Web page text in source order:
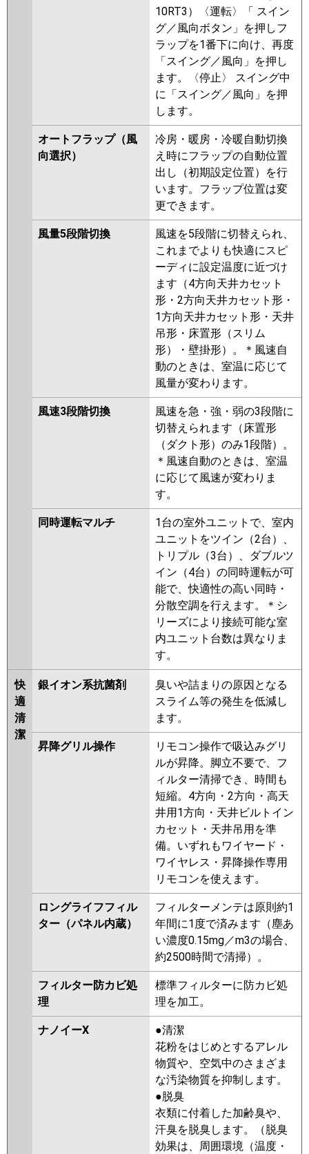
10RT3）〈運転〉「 スイン
グ／風向ボタン」を押しフ
ラップを1番下に向け、再度
「スイング／風向」を押し
ます。〈停止〉 スイング中
に「スイング／風向」を押
します。
オートフラップ（風
向選択）
冷房・暖房・冷暖自動切換
え時にフラップの自動位置
出し（初期設定位置）を行
います。フラップ位置は変
更できます。
風量5段階切換
風速を5段階に切替えられ、
これまでよりも快適にスピ
ーディに設定温度に近づけ
ます（4方向天井カセット
形・2方向天井カセット形・
1方向天井カセット形・天井
吊形・床置形（スリム
形）・壁掛形）。＊風速自
動のときは、室温に応じて
風量が変わります。
風速3段階切換
風速を急・強・弱の3段階に
切替えられます（床置形
（ダクト形）のみ1段階）。
＊風速自動のときは、室温
に応じて風速が変わりま
す。
同時運転マルチ
1台の室外ユニットで、室内
ユニットをツイン（2台）、
トリプル（3台）、ダブルツ
イン（4台）の同時運転が可
能で、快適性の高い同時・
分散空調を行えます。＊シ
リーズにより接続可能な室
内ユニット台数は異なりま
す。
快
適
清
潔
銀イオン系抗菌剤
臭いや詰まりの原因となる
スライム等の発生を低減し
ます。
昇降グリル操作
リモコン操作で吸込みグリ
ルが昇降。脚立不要で、フ
ィルター清掃でき、時間も
短縮。4方向・2方向・高天
井用1方向・天井ビルトイン
カセット・天井吊用を準
備。いずれもワイヤード・
ワイヤレス・昇降操作専用
リモコンを使えます。
ロングライフフィル
ター（パネル内蔵）
フィルターメンテは原則約1
年間に1度で済みます（塵あ
い濃度0.15mg／m3の場合、
約2500時間で清掃）。
フィルター防カビ処
理
標準フィルターに防カビ処
理を加工。
ナノイーX
●清潔
花粉をはじめとするアレル
物質や、空気中のさまざま
な汚染物質を抑制します。
●脱臭
衣類に付着した加齢臭や、
汗臭を脱臭します。（脱臭
効果は、周囲環境（温度・